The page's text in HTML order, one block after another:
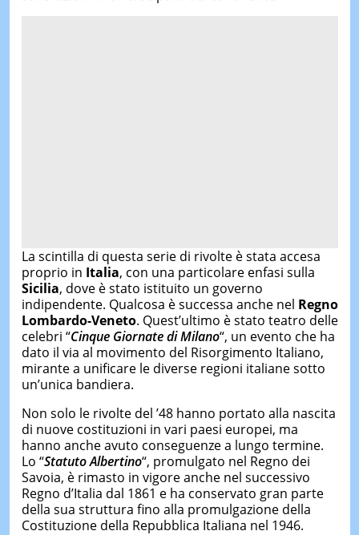
La scintilla di questa serie di rivolte è stata accesa
proprio in Italia, con una particolare enfasi sulla
Sicilia, dove è stato istituito un governo
indipendente. Qualcosa è successa anche nel Regno
Lombardo-Veneto. Quest’ultimo è stato teatro delle
celebri “Cinque Giornate di Milano“, un evento che ha
dato il via al movimento del Risorgimento Italiano,
mirante a unificare le diverse regioni italiane sotto
un’unica bandiera.
Non solo le rivolte del ’48 hanno portato alla nascita
di nuove costituzioni in vari paesi europei, ma
hanno anche avuto conseguenze a lungo termine.
Lo “Statuto Albertino“, promulgato nel Regno dei
Savoia, è rimasto in vigore anche nel successivo
Regno d’Italia dal 1861 e ha conservato gran parte
della sua struttura fino alla promulgazione della
Costituzione della Repubblica Italiana nel 1946.